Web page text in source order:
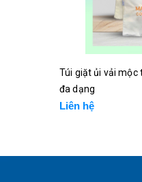
Túi giặt ủi vải mộc
đa dạng
Liên hệ